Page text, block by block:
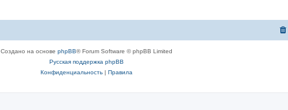
Создано на основе phpBB® Forum Software © phpBB Limited
Русская поддержка phpBB
Конфиденциальность| Правила